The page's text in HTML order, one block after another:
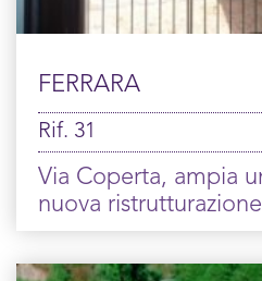
FERRARA
Rif. 31
via Coperta, ampia unità di pregio di
nuova ristrutturazione